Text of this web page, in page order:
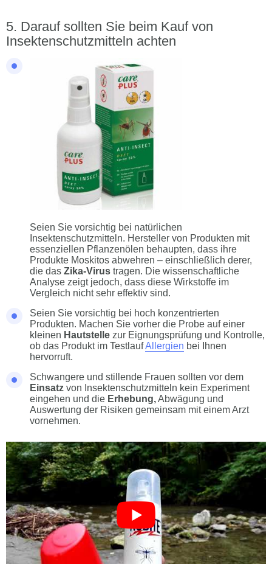
Darauf sollten Sie beim Kauf von
Insektenschutzmitteln achten
Seien Sie vorsichtig bei natürlichen
Insektenschutzmitteln. Hersteller von Produkten mit
essenziellen Pflanzenölen behaupten, dass ihre
Produkte Moskitos abwehren – einschließlich derer,
die das Zika-Virus tragen. Die wissenschaftliche
Analyse zeigt jedoch, dass diese Wirkstoffe im
Vergleich nicht sehr effektiv sind.
Seien Sie vorsichtig bei hoch konzentrierten
Produkten. Machen Sie vorher die Probe auf einer
kleinen Hautstelle zur Eignungsprüfung und Kontrolle,
ob das Produkt im TestlaufAllergien bei Ihnen
hervorruft.
Schwangere und stillende Frauen sollten vor dem
Einsatz von Insektenschutzmitteln kein Experiment
eingehen und die Erhebung,Abwägung und
Auswertung der Risiken gemeinsam mit einem Arzt
vornehmen.